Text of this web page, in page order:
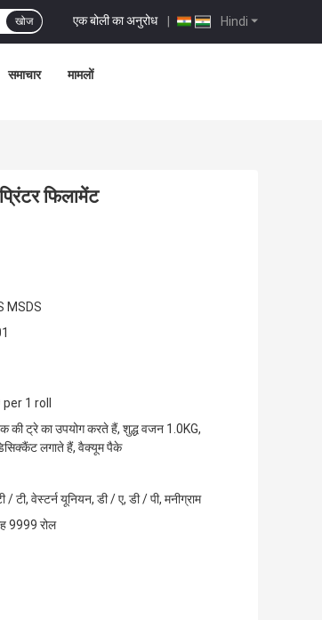
Hindi
एक बोली का अनुरोध |
खोज
समाचार मामलों
फिलामेंट
MSDS
1 roll
की ट्रे का उपयोग करते हैं, शुद्ध वजन 1.0KG,
लगाते हैं, वैक्यूम पैके
/ टी, वेस्टर्न यूनियन, डी / ए, डी / पी, मनीग्राम
9999 रोल